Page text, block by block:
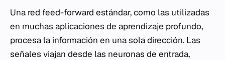
Una red feed-forward estándar, como las utilizadas
en muchas aplicaciones de aprendizaje profundo,
procesa la información en una sola dirección. Las
señales viajan desde las neuronas de entrada,